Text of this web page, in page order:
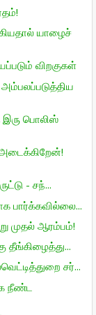
யாழைச்
விறகுகள்
இரு பொலிஸ்
- சந்...
பார்க்கவில்லை...
முதல் ஆரம்பம்!
தீங்கிழைத்து...
சர்...
நீண்ட